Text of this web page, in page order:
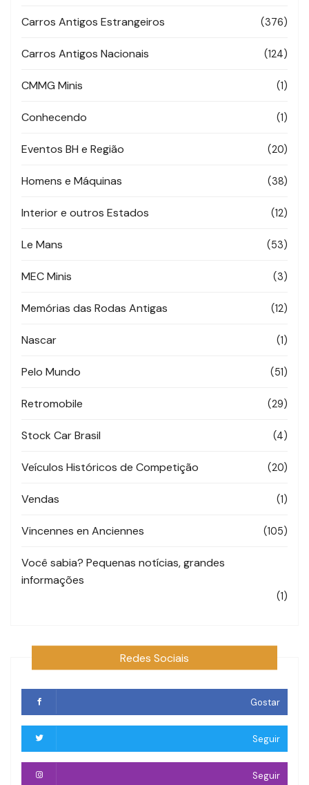
Carros Antigos Estrangeiros (376)
Carros Antigos Nacionais (124)
CMMG Minis (1)
Conhecendo (1)
Eventos BH e Região (20)
Homens e Máquinas (38)
Interior e outros Estados (12)
Le Mans (53)
MEC Minis (3)
Memórias das Rodas Antigas (12)
Nascar (1)
Pelo Mundo (51)
Retromobile (29)
Stock Car Brasil (4)
Veículos Históricos de Competição (20)
Vendas (1)
Vincennes en Anciennes (105)
Você sabia? Pequenas notícias, grandes
informações
(1)
Redes Sociais
Gostar
Seguir
Seguir